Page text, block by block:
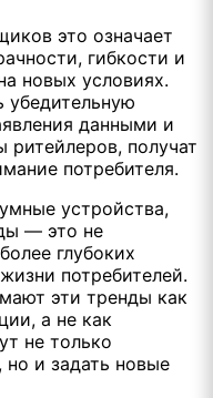
это означает
гибкости и
новых условиях.
убедительную
данными и
ритейлеров, получат
потребителя.
устройства,
— это не
глубоких
потребителей.
эти тренды как
а не как
не только
но и задать новые